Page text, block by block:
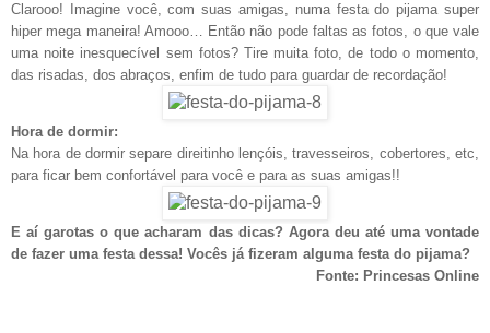
Clarooo! Imagine você, com suas amigas, numa festa do pijama super
hiper mega maneira! Amooo… Então não pode faltas as fotos, o que vale
uma noite inesquecível sem fotos? Tire muita foto, de todo o momento,
das risadas, dos abraços, enfim de tudo para guardar de recordação!
Hora de dormir:
Na hora de dormir separe direitinho lençóis, travesseiros, cobertores, etc,
para ficar bem confortável para você e para as suas amigas!!
E aí garotas o que acharam das dicas? Agora deu até uma vontade
de fazer uma festa dessa! Vocês já fizeram alguma festa do pijama?
Fonte: Princesas Online